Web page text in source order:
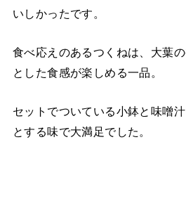
いしかったです。
食べ応えのあるつくねは、大葉
とした食感が楽しめる一品。
セットでついている小鉢と味噌
とする味で大満足でした。